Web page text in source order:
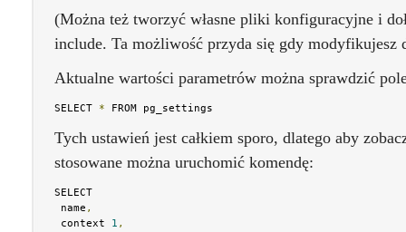
(Można też tworzyć własne pliki konfiguracyjne i
include. Ta możliwość przyda się gdy modyfikujesz
Aktualne wartości parametrów można sprawdzić
SELECT * FROM pg_settings
Tych ustawień jest całkiem sporo, dlatego aby
stosowane można uruchomić komendę:
SELECT
name ,
context 1 ,